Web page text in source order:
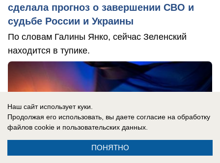
сделала прогноз о завершении СВО и
судьбе России и Украины
По словам Галины Янко, сейчас Зеленский
находится в тупике.
Наш сайт использует куки.
Продолжая его использовать, вы даете согласие на обработку
файлов cookie и пользовательских данных.
ПОНЯТНО